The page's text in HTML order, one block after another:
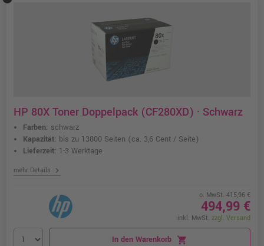
HP 80X Toner Doppelpack (CF280XD) · Schwarz
Farben: schwarz
Kapazität: bis zu 13800 Seiten (ca. 3,6 Cent / Seite)
Lieferzeit: 1-3 Werktage
mehr Details chevron_right
o. MwSt. 415,96 €
494,99 €
inkl. MwSt. zzgl. Versand
In den Warenkorb shopping_cart